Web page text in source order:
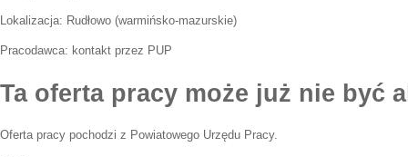
Lokalizacja: Rudłowo (warmińsko-mazurskie)
Pracodawca: kontakt przez PUP
Ta oferta pracy może już nie być
Oferta pracy pochodzi z Powiatowego Urzędu Pracy.